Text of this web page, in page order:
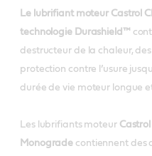
Le lubrifiant moteur Castrol
technologie Durashield™
destructeur de la chaleur,
protection contre l’usure
durée de vie moteur longue
Les lubrifiants moteur
Monograde contiennent des